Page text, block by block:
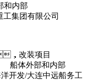
部和内部
工集团有限公司
，改装项目
船体外部和内部
开发/大连中远船务工